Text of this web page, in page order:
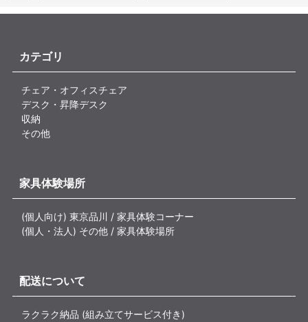
カテゴリ
チェア・オフィスチェア
デスク・昇降デスク
収納
その他
家具体験場所
(個人向け) 東京品川 / 家具体験コーナー
(個人・法人) その他 / 家具体験場所
配送について
ラクラク納品 (組み立てサービス付き)